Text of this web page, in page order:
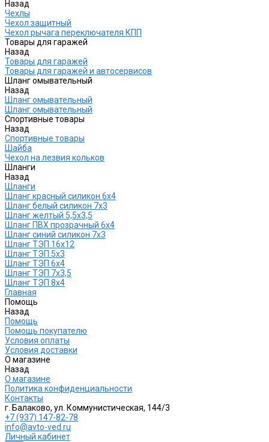
Назад
Чехлы
Чехол защитный
Чехол рычага переключателя КПП
Товары для гаражей
Назад
Товары для гаражей
Товары для гаражей и автосервисов
Шланг омывательный
Назад
Шланг омывательный
Шланг омывательный
Спортивные товары
Назад
Спортивные товары
Шайба
Чехол на лезвия кольков
Шланги
Назад
Шланги
Шланг красный силикон 6х4
Шланг белый силикон 7х3
Шланг желтый 5,5х3,5
Шланг ПВХ прозрачный 6х4
Шланг синий силикон 7х3
Шланг ТЭП 16х12
Шланг ТЭП 5х3
Шланг ТЭП 6х4
Шланг ТЭП 7х3,5
Шланг ТЭП 8х4
Главная
Помощь
Назад
Помощь
Помощь покупателю
Условия оплаты
Условия доставки
О магазине
Назад
О магазине
Политика конфиденциальности
Контакты
г. Балаково, ул. Коммунистическая, 144/3
+7 (937) 147-82-78
info@avto-ved.ru
Личный кабинет